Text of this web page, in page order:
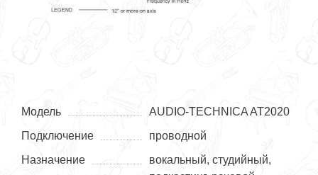
Модель
AUDIO-TECHNICA AT2020
Подключение
проводной
Назначение
вокальный, студийный,